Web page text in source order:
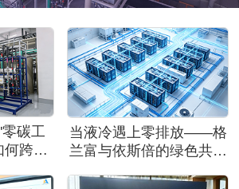
碳工
何跨越
当液冷遇上零排放——格
兰富与依斯倍的绿色共生